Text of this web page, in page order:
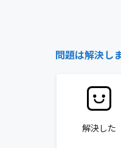
問題は解決し
解決した